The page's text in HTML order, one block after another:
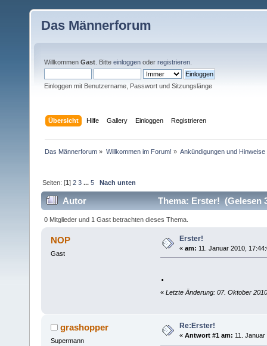
Das Männerforum
Willkommen Gast . Bitte einloggen oder registrieren
Einloggen mit Benutzername, Passwort und Sitzungslänge
Übersicht Hilfe Gallery Einloggen Registrieren
Das Männerforum » Willkommen im Forum! » Ankündigungen und Hinweise
Seiten: [1]2 3 ...5 Nach unten
Autor Thema: Erster! (Gelesen
0 Mitglieder und 1 Gast betrachten dieses Thema.
NOP
Gast
Erster!
« am: 11. Januar 2010,
.
« Letzte Änderung: 07. Oktober
grashopper
Supermann
Re:Erster!
« Antwort #1 am: 11.